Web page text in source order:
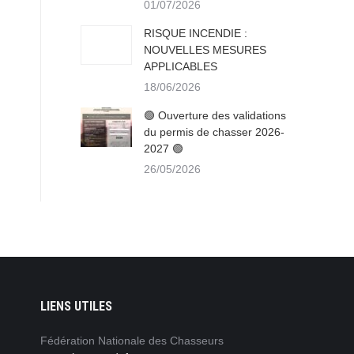
01/07/2026
RISQUE INCENDIE :
NOUVELLES MESURES
APPLICABLES
18/06/2026
🟢 Ouverture des validations
du permis de chasser 2026-
2027 🟢
26/05/2026
Nos campagnes sont de plus en plus
Nous sommes convaincus
LIENS UTILES
Fédération Nationale des Chasseurs